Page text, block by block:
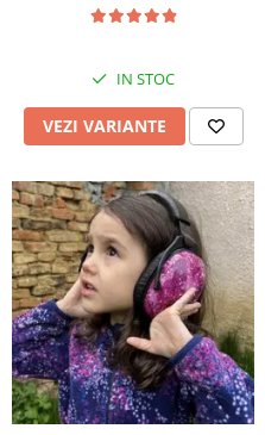
IN STOC
VEZI VARIANTE